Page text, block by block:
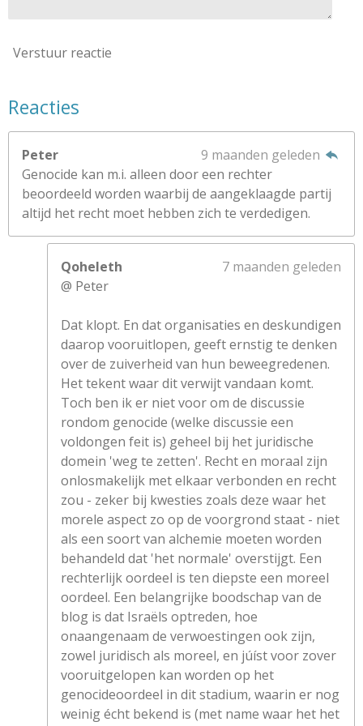
Verstuur reactie
Reacties
Peter
9 maanden geleden
Genocide kan m.i. alleen door een rechter
beoordeeld worden waarbij de aangeklaagde partij
altijd het recht moet hebben zich te verdedigen.
Qoheleth
7 maanden geleden
@ Peter
Dat klopt. En dat organisaties en deskundigen
daarop vooruitlopen, geeft ernstig te denken
over de zuiverheid van hun beweegredenen.
Het tekent waar dit verwijt vandaan komt.
Toch ben ik er niet voor om de discussie
rondom genocide (welke discussie een
voldongen feit is) geheel bij het juridische
domein 'weg te zetten'. Recht en moraal zijn
onlosmakelijk met elkaar verbonden en recht
zou - zeker bij kwesties zoals deze waar het
morele aspect zo op de voorgrond staat - niet
als een soort van alchemie moeten worden
behandeld dat 'het normale' overstijgt. Een
rechterlijk oordeel is ten diepste een moreel
oordeel. Een belangrijke boodschap van de
blog is dat Israëls optreden, hoe
onaangenaam de verwoestingen ook zijn,
zowel juridisch als moreel, en júíst voor zover
vooruitgelopen kan worden op het
genocideoordeel in dit stadium, waarin er nog
weinig écht bekend is (met name waar het het